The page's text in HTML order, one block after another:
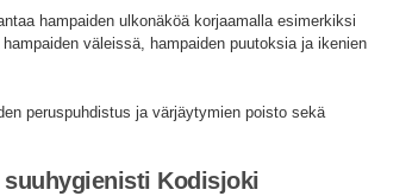
hampaiden ulkonäköä korjaamalla esimerkiksi
väleissä, hampaiden puutoksia ja ikenien
peruspuhdistus ja värjäytymien poisto sekä
Kodisjoki